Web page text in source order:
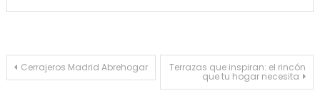
Navegación
Cerrajeros Madrid Abrehogar Terrazas que inspiran: el rincón
que tu hogar necesita